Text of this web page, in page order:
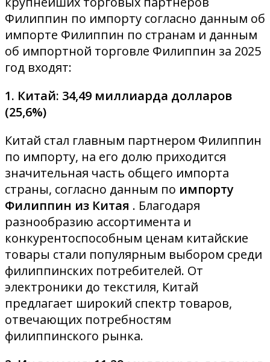
Филиппин по импорту согласно данным об
импорте Филиппин по странам и данным
об импортной торговле Филиппин за 2025
год входят:
1. Китай: 34,49 миллиарда долларов
(25,6%)
Китай стал главным партнером Филиппин
по импорту, на его долю приходится
значительная часть общего импорта
страны, согласно данным по импорту
Филиппин из Китая . Благодаря
разнообразию ассортимента и
конкурентоспособным ценам китайские
товары стали популярным выбором среди
филиппинских потребителей. От
электроники до текстиля, Китай
предлагает широкий спектр товаров,
отвечающих потребностям
филиппинского рынка.